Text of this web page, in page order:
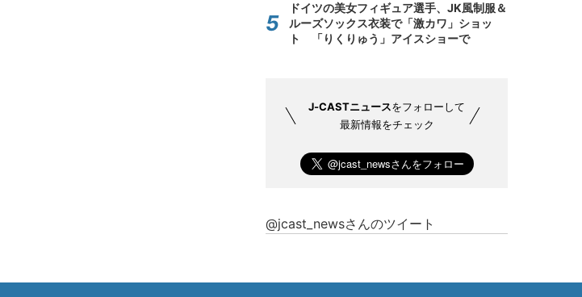
ドイツの美女フィギュア選手、JK風制服＆
ルーズソックス衣装で「激カワ」ショッ
ト 「りくりゅう」アイスショーで
J-CASTニュースをフォローして
最新情報をチェック
@jcast_newsさんのツイート